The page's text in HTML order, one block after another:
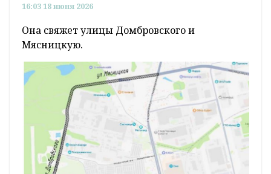
16:03 18 июня 2026
Она свяжет улицы Домбровского и
Мясницкую.